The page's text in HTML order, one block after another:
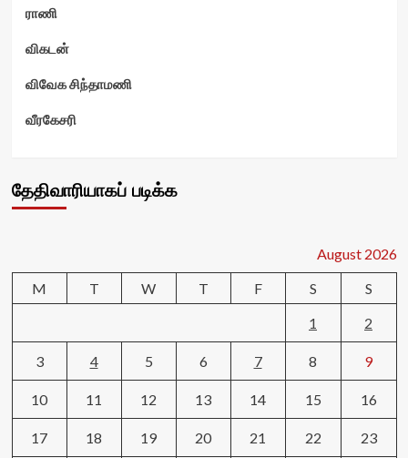
ராணி
விகடன்
விவேக சிந்தாமணி
வீரகேசரி
தேதிவாரியாகப் படிக்க
August 2026
M
T W T F S
S
1
2
3 4 5 6 7 8 9
10 11 12 13 14 15 16
17 18 19 20 21 22 23